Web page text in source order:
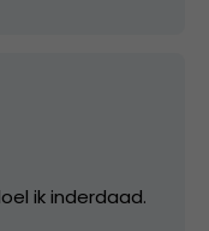
ik inderdaad.